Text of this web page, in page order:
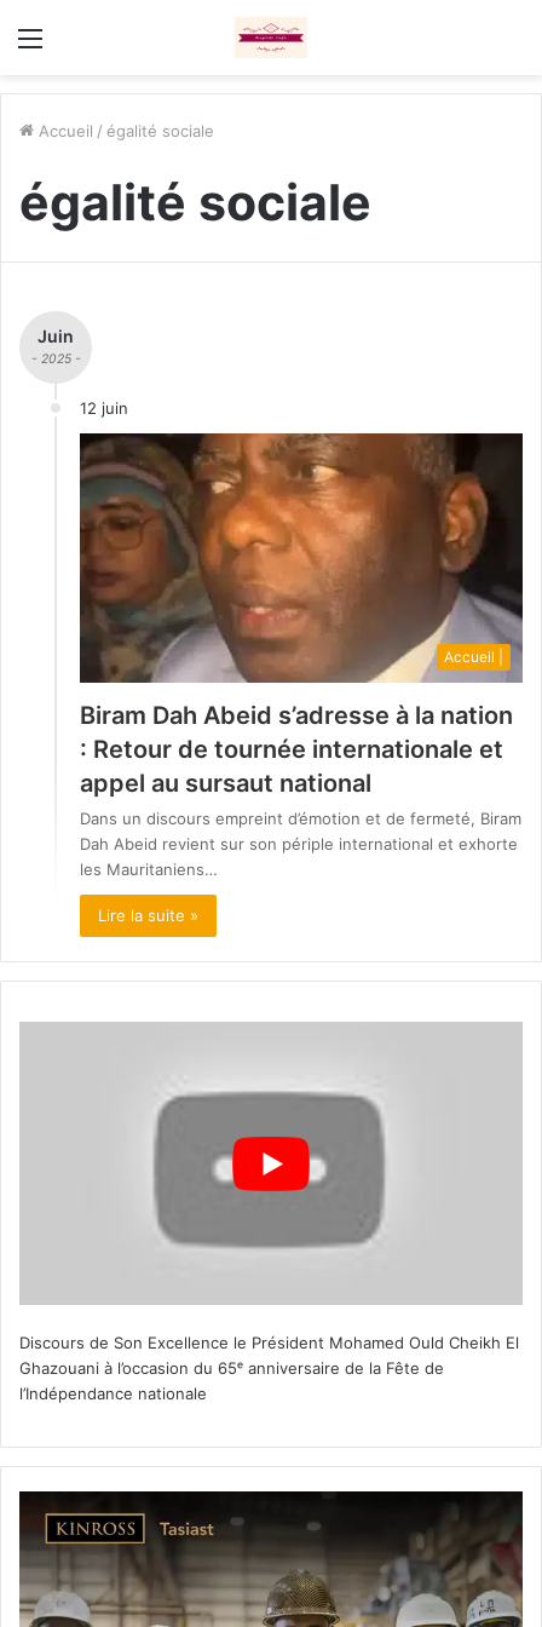
Menu
Accueil / égalité sociale
égalité sociale
Juin
- 2025 -
12 juin
Accueil |
Biram Dah Abeid s’adresse à la nation
: Retour de tournée internationale et
appel au sursaut national
Dans un discours empreint d’émotion et de fermeté, Biram
Dah Abeid revient sur son périple international et exhorte
les Mauritaniens…
Lire la suite »
Discours de Son Excellence le Président Mohamed Ould Cheikh El
Ghazouani à l’occasion du 65ᵉ anniversaire de la Fête de
l’Indépendance nationale